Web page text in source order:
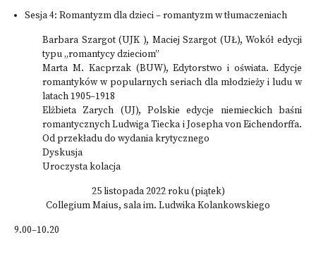
Sesja 4: Romantyzm dla dzieci – romantyzm w tłumaczeniach
Barbara Szargot (UJK ), Maciej Szargot (UŁ), Wokół edycji
typu „romantycy dzieciom”
Marta M. Kacprzak (BUW), Edytorstwo i oświata. Edycje
romantyków w popularnych seriach dla młodzieży i ludu w
latach 1905–1918
Elżbieta Zarych (UJ), Polskie edycje niemieckich baśni
romantycznych Ludwiga Tiecka i Josepha von Eichendorffa.
Od przekładu do wydania krytycznego
Dyskusja
Uroczysta kolacja
25 listopada 2022 roku (piątek)
Collegium Maius, sala im. Ludwika Kolankowskiego
9.00–10.20